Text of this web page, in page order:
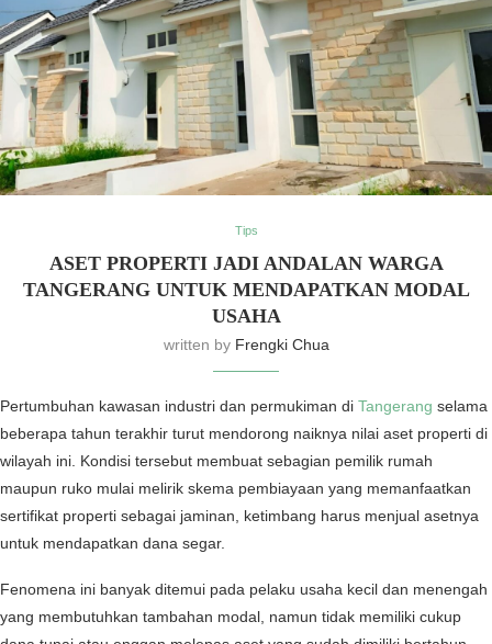
Tips
ASET PROPERTI JADI ANDALAN WARGA
TANGERANG UNTUK MENDAPATKAN MODAL
USAHA
written by Frengki Chua
Pertumbuhan kawasan industri dan permukiman di Tangerang selama
beberapa tahun terakhir turut mendorong naiknya nilai aset properti di
wilayah ini. Kondisi tersebut membuat sebagian pemilik rumah
maupun ruko mulai melirik skema pembiayaan yang memanfaatkan
sertifikat properti sebagai jaminan, ketimbang harus menjual asetnya
untuk mendapatkan dana segar.
Fenomena ini banyak ditemui pada pelaku usaha kecil dan menengah
yang membutuhkan tambahan modal, namun tidak memiliki cukup